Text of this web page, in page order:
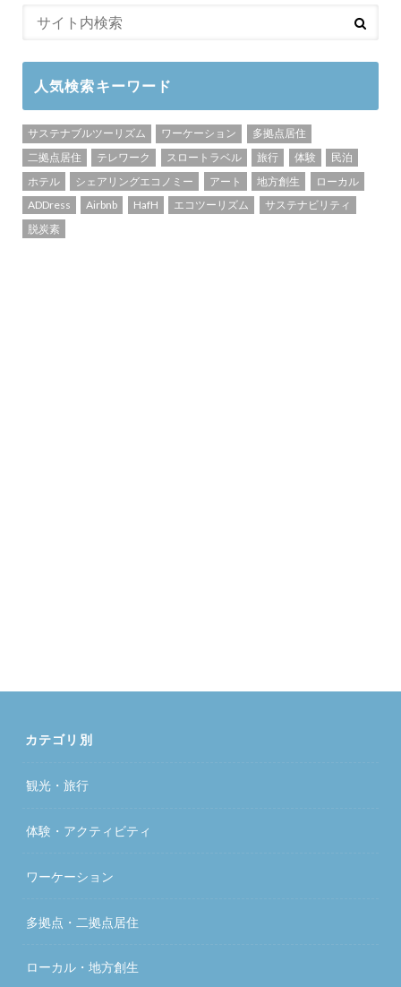
人気検索キーワード
サステナブルツーリズム ワーケーション
多拠点居住
二拠点居住
テレワーク スロートラベル 旅行 体験
民泊
ホテル
シェアリングエコノミー アート 地方創生
ローカル
ADDress
Airbnb HafH エコツーリズム
サステナビリティ
脱炭素
カテゴリ別
観光・旅行
体験・アクティビティ
ワーケーション
多拠点・二拠点居住
ローカル・地方創生